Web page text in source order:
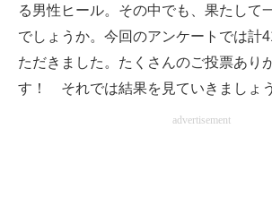
マーケ×ITの今がよく分かる
ITエンジニア向け専門サイト
る男性ヒール。その中でも、果たして
でしょうか。今回のアンケートでは計
ただきました。たくさんのご投票あり
す！ それでは結果を見ていきましょう
advertisement